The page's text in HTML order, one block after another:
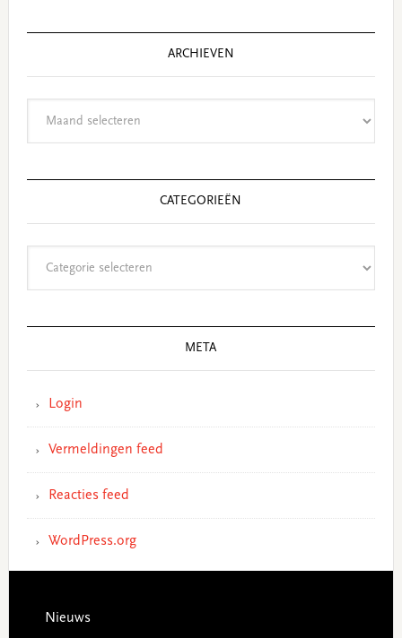
ARCHIEVEN
CATEGORIEËN
META
Login
Vermeldingen feed
Reacties feed
WordPress.org
Footer
Nieuws